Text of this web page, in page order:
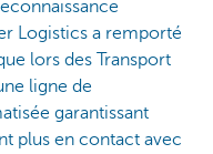
Logistics a remporté
lors des Transport
ligne de
garantissant
plus en contact avec